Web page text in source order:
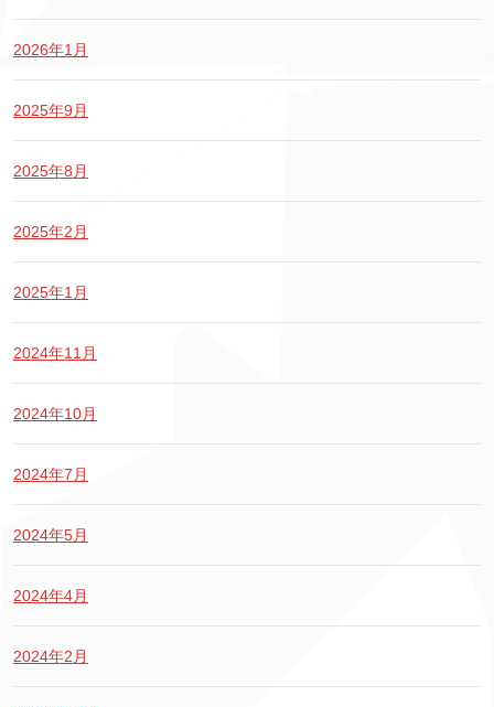
2026年1月
2025年9月
2025年8月
2025年2月
2025年1月
2024年11月
2024年10月
2024年7月
2024年5月
2024年4月
2024年2月